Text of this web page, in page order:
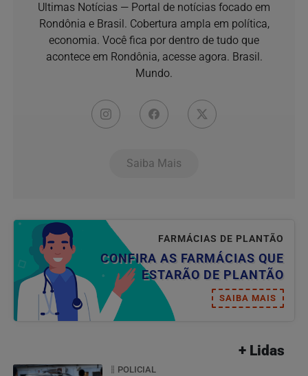
Ultimas Notícias — Portal de notícias focado em
Rondônia e Brasil. Cobertura ampla em política,
economia. Você fica por dentro de tudo que
acontece em Rondônia, acesse agora. Brasil.
Mundo.
Saiba Mais
FARMÁCIAS DE PLANTÃO
CONFIRA AS FARMÁCIAS QUE
ESTARÃO DE PLANTÃO
SAIBA MAIS
+ Lidas
POLICIAL